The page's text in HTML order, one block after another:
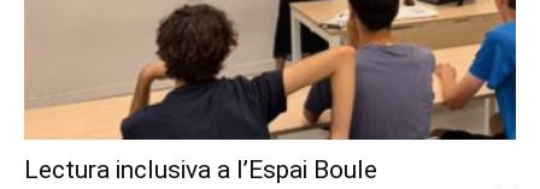
Lectura inclusiva a l’Espai Boule